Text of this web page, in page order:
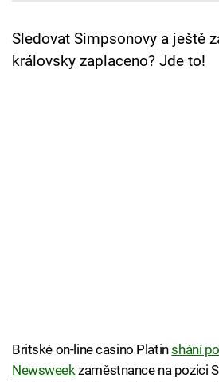
Přihlášení
Sledovat Simpsonovy a ještě
královsky zaplaceno? Jde to!
Britské on-line casino Platinshání
Newsweekzaměstnance na pozici